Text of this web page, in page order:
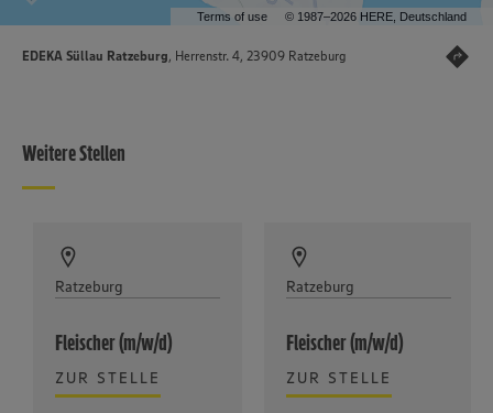
Terms of use © 1987–2026 HERE, Deutschland
EDEKA Süllau Ratzeburg, Herrenstr. 4, 23909 Ratzeburg
Weitere Stellen
Ratzeburg
Fleischer (m/w/d)
ZUR STELLE
Ratzeburg
Fleischer (m/w/d)
ZUR STELLE